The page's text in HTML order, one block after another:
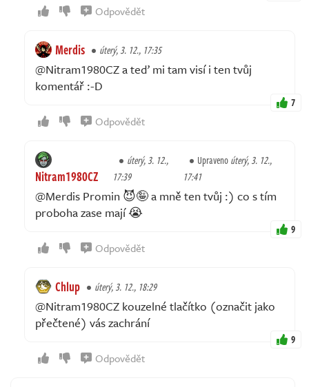
Odpovědět
Merdis úterý, 3. 12., 17:35
@Nitram1980CZ a teď mi tam visí i ten tvůj
komentář :⁠-⁠D
7
Odpovědět
Nitram1980CZ
úterý, 3. 12.,
17:39
Upravenoúterý, 3. 12.,
17:41
@Merdis Promin 😈🤪 a mně ten tvůj :) co s tím
proboha zase mají 😭
9
Odpovědět
Chlup úterý, 3. 12., 18:29
@Nitram1980CZ kouzelné tlačítko (označit jako
přečtené) vás zachrání
9
Odpovědět